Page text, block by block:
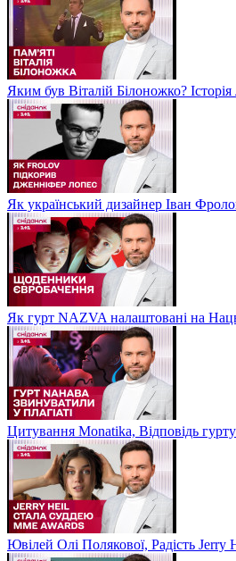
Яким був Віталій Білоножко?
Як український дизайнер Іван
Як гурт NAZVA налаштовані на
Цитування Monatikа, Відповідь
Ювілей Олі Полякової, Радість